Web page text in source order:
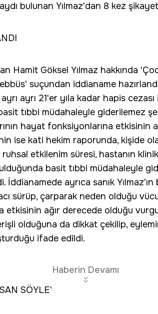
bulunan Yılmaz'dan 8 kez
Hamit Göksel Yılmaz hakkında
suçundan iddianame
ayrı 21'er yıla kadar hapis
tıbbi müdahaleyle giderilemez
hayat fonksiyonlarına etkisinin
ise kati hekim raporunda, kişide
ruhsal etkilenim süresi, hastanın
basit tıbbi müdahaleyle
İddianamede ayrıca sanık
sürüp, çarparak neden olduğu
ağır derecede olduğu
olduğuna da dikkat çekilip,
ifade edildi.
Haberin Devamı
SÖYLE'